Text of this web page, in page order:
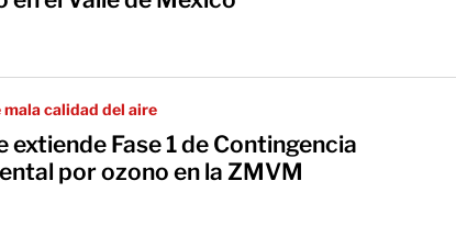
mala calidad del aire
extiende Fase 1 de Contingencia
por ozono en la ZMVM